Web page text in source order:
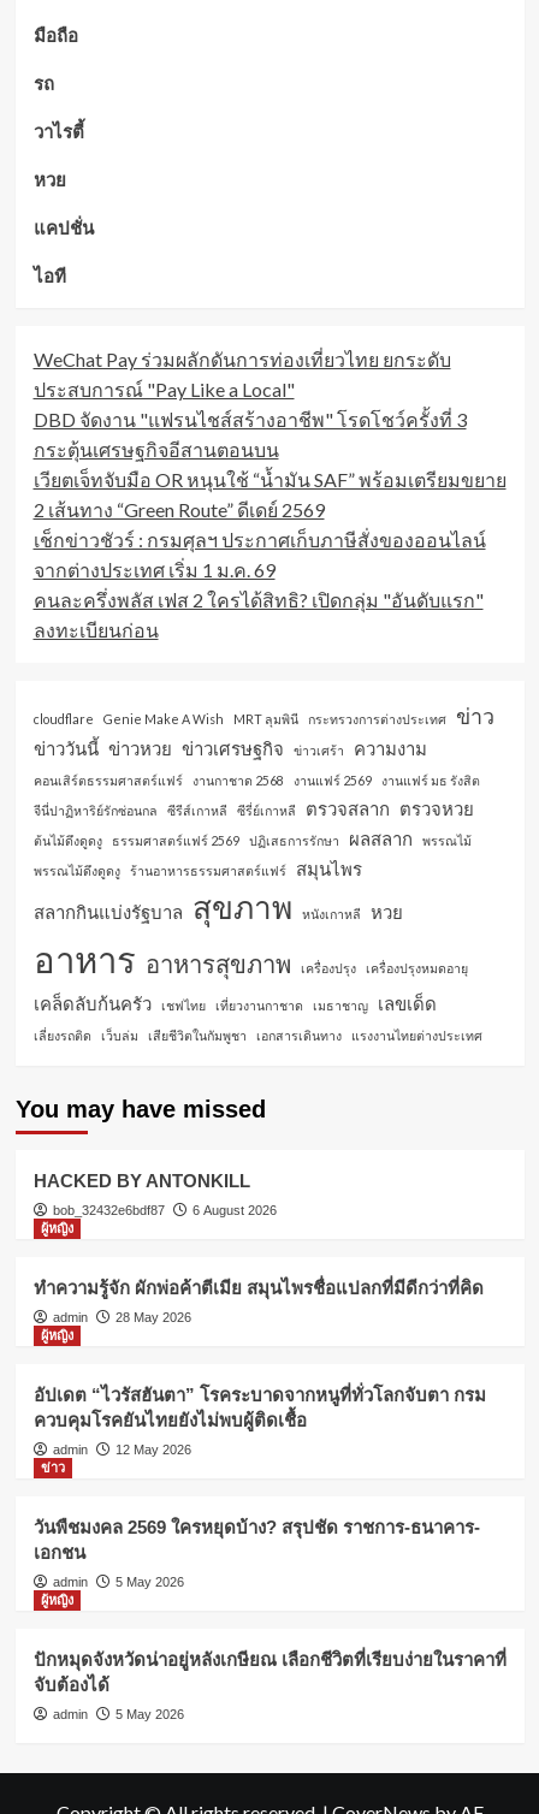
มือถือ
รถ
วาไรตี้
หวย
แคปชั่น
ไอที
WeChat Pay ร่วมผลักดันการท่องเที่ยวไทย ยกระดับ
ประสบการณ์ "Pay Like a Local"
DBD จัดงาน "แฟรนไชส์สร้างอาชีพ" โรดโชว์ครั้งที่ 3
กระตุ้นเศรษฐกิจอีสานตอนบน
เวียตเจ็ทจับมือ OR หนุนใช้ “น้ำมัน SAF” พร้อมเตรียมขยาย
2 เส้นทาง “Green Route” ดีเดย์ 2569
เช็กข่าวชัวร์ : กรมศุลฯ ประกาศเก็บภาษีสั่งของออนไลน์
จากต่างประเทศ เริ่ม 1 ม.ค. 69
คนละครึ่งพลัส เฟส 2 ใครได้สิทธิ? เปิดกลุ่ม "อันดับแรก"
ลงทะเบียนก่อน
cloudflare Genie Make A Wish MRT ลุมพินี กระทรวงการต่างประเทศ ข่าว
ข่าววันนี้ ข่าวหวย ข่าวเศรษฐกิจ ข่าวเศร้า ความงาม
คอนเสิร์ตธรรมศาสตร์แฟร์ งานกาชาด 2568 งานแฟร์ 2569
งานแฟร์ มธ รังสิต
จีนี่ปาฏิหาริย์รักซ่อนกล
ซีรีส์เกาหลี ซีรี่ย์เกาหลี ตรวจสลาก ตรวจหวย
ต้นไม้ดึงดูดงู ธรรมศาสตร์แฟร์ 2569 ปฏิเสธการรักษา ผลสลาก
พรรณไม้
พรรณไม้ดึงดูดงู
ร้านอาหารธรรมศาสตร์แฟร์
สมุนไพร
สลากกินแบ่งรัฐบาล สุขภาพ หนังเกาหลี หวย
อาหาร อาหารสุขภาพ เครื่องปรุง เครื่องปรุงหมดอายุ
เคล็ดลับก้นครัว เชฟไทย เที่ยวงานกาชาด เมธาชาญ เลขเด็ด
เลี่ยงรถติด เว็บล่ม เสียชีวิตในกัมพูชา เอกสารเดินทาง แรงงานไทยต่างประเทศ
You may have missed
HACKED BY ANTONKILL
bob_32432e6bdf87
6 August 2026
ผู้หญิง
ทำความรู้จัก ผักพ่อค้าตีเมีย สมุนไพรชื่อแปลกที่มีดีกว่าที่คิด
admin
28 May 2026
ผู้หญิง
อัปเดต “ไวรัสฮันตา” โรคระบาดจากหนูที่ทั่วโลกจับตา กรม
ควบคุมโรคยันไทยยังไม่พบผู้ติดเชื้อ
admin
12 May 2026
ข่าว
วันพืชมงคล 2569 ใครหยุดบ้าง? สรุปชัด ราชการ-ธนาคาร-
เอกชน
admin
5 May 2026
ผู้หญิง
ปักหมุดจังหวัดน่าอยู่หลังเกษียณ เลือกชีวิตที่เรียบง่ายในราคาที่
จับต้องได้
admin 5 May 2026